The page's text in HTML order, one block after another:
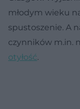
młodym wieku
spustoszenie. A
czynników m.in.
otyłość.